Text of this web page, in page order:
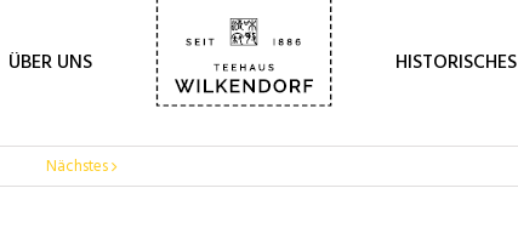
ÜBER UNS HISTORISCHES
Nächstes